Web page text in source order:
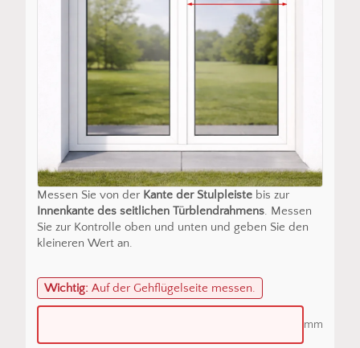
Messen Sie von der Kante der Stulpleistebis zur
Innenkante des seitlichen Türblendrahmens. Messen
Sie zur Kontrolle oben und unten und geben Sie den
kleineren Wert an.
Wichtig: Auf der Gehflügelseite messen.
mm